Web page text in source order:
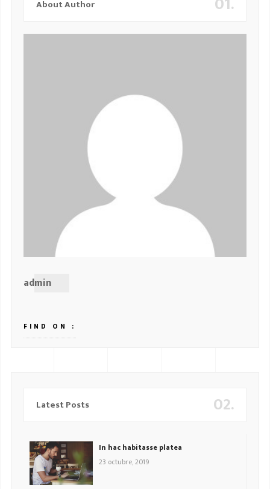
About Author
admin
FIND ON :
02.
Latest Posts
In hac habitasse platea
23 octubre, 2019